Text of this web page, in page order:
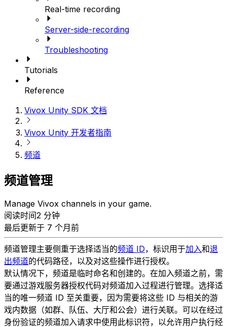
Real-time recording
Server-side-recording
Troubleshooting
Tutorials
Reference
Vivox Unity SDK 文档
Vivox Unity 开发者指南
频道
频道管理
Manage Vivox channels in your game.
阅读时间2 分钟
最后更新于 7 个月前
频道管理主要侧重于选择适当的频道 ID，标识用于加入和退
出频道的代码路径，以及对这些操作进行授权。
默认情况下，频道是临时命名和创建的。在加入频道之前，需
要通过游戏服务器授权代码对频道加入过程进行管理。选择适
当的唯一频道 ID 至关重要，因为需要将这些 ID 与相关的游
戏内数据（如群、队伍、大厅和公会）进行关联。可以在经过
身份验证的频道加入请求中使用此标识符，以允许用户执行经